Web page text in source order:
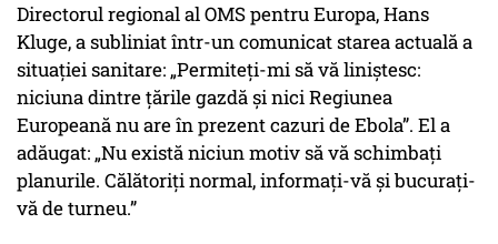
Directorul regional al OMS pentru Europa, Hans
Kluge, a subliniat într-un comunicat starea actuală a
situației sanitare: „Permiteți-mi să vă liniștesc:
niciuna dintre țările gazdă și nici Regiunea
Europeană nu are în prezent cazuri de Ebola”. El a
adăugat: „Nu există niciun motiv să vă schimbați
planurile. Călătoriți normal, informați-vă și bucurați-
vă de turneu.”